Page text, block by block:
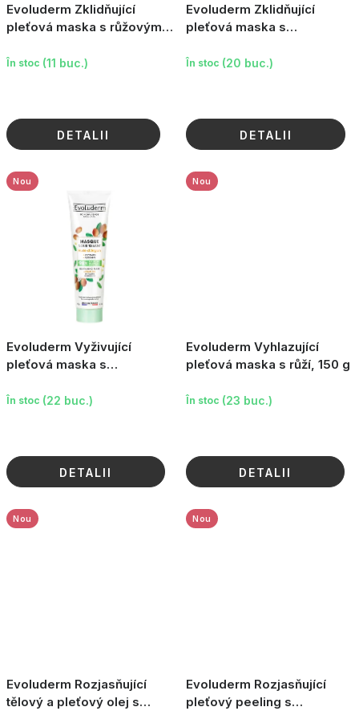
u
Evoluderm Zklidňující
pleťová maska s růžovým
În stoc (11 buc.)
DETALII
Evoluderm Zklidňující
pleťová maska s
În stoc (20 buc.)
DETALII
Evoluderm Vyživující
pleťová maska s
Nou
În stoc (22 buc.)
DETALII
Evoluderm Vyhlazující
pleťová maska s růží, 150 g
Nou
În stoc (23 buc.)
DETALII
Evoluderm Rozjasňující
tělový a pleťový olej s
Nou
Evoluderm Rozjasňující
pleťový peeling s
Nou